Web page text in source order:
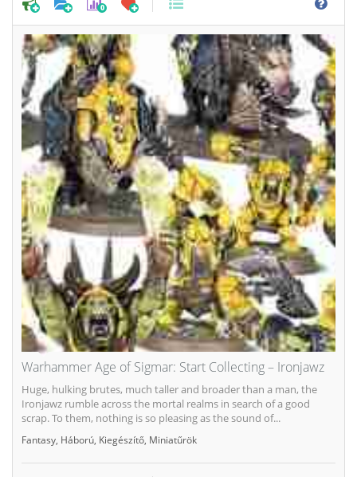
0
Warhammer Age of Sigmar: Start Collecting – Ironjawz
Huge, hulking brutes, much taller and broader than a man, the
Ironjawz rumble across the mortal realms in search of a good
scrap. To them, nothing is so pleasing as the sound of...
Fantasy Háború Kiegészítő Miniatűrök